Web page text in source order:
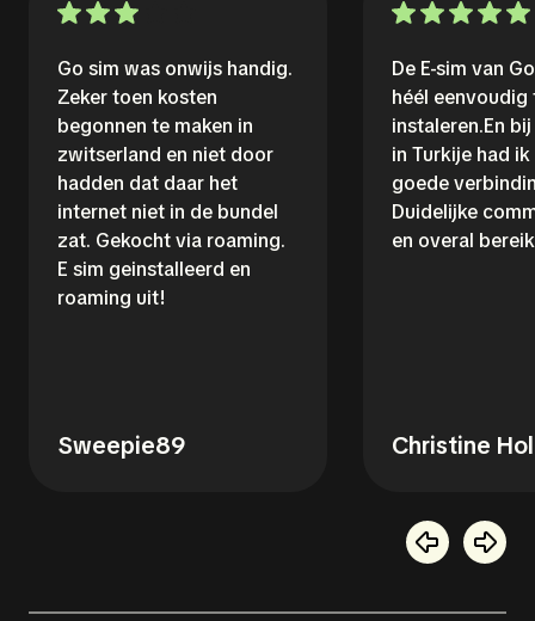
Go sim was onwijs handig.
Zeker toen kosten
begonnen te maken in
zwitserland en niet door
hadden dat daar het
internet niet in de bundel
zat. Gekocht via roaming.
E sim geinstalleerd en
roaming uit!
Sweepie89
De E-sim van
héél eenvoudig
instaleren.En
in Turkije had
goede
Duidelijke
en overal
Christine